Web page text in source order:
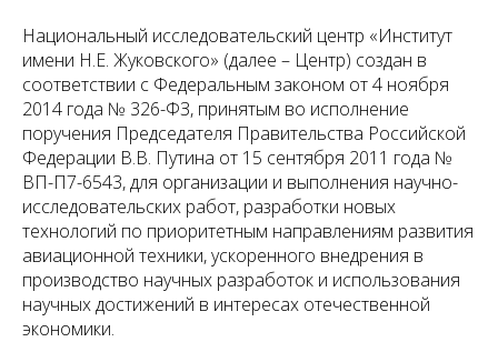
Национальный исследовательский центр «Институт
имени Н.Е. Жуковского» (далее – Центр) создан в
соответствии с Федеральным законом от 4 ноября
2014 года № 326-ФЗ, принятым во исполнение
поручения Председателя Правительства Российской
Федерации В.В. Путина от 15 сентября 2011 года №
ВП-П7-6543, для организации и выполнения научно-
исследовательских работ, разработки новых
технологий по приоритетным направлениям развития
авиационной техники, ускоренного внедрения в
производство научных разработок и использования
научных достижений в интересах отечественной
экономики.